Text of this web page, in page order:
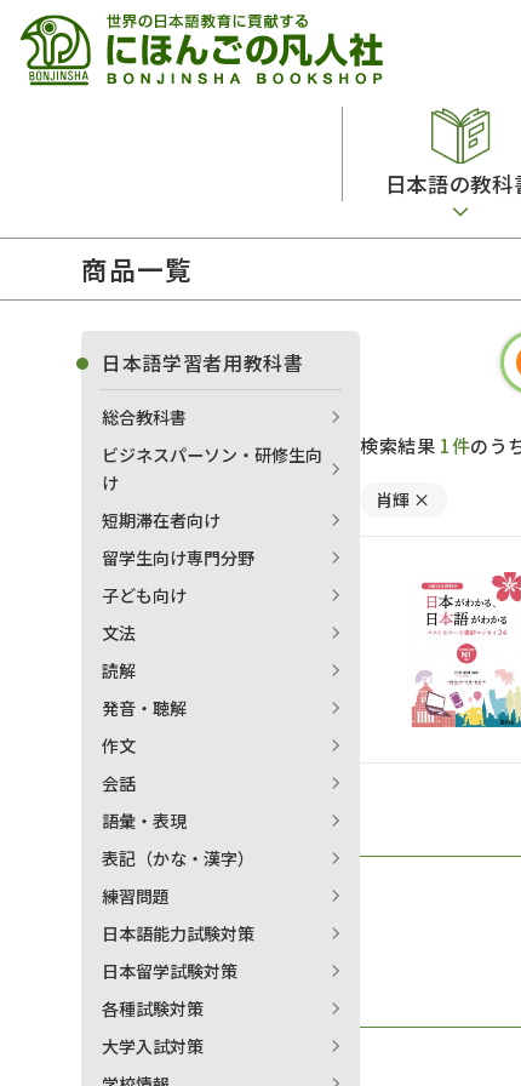
日本語の教科
留学生向け専門分野
読解
練習問題
各種試験対策
日本語学習関連副読本
カード・ゲーム・絵教材
韓国語辞典
ドイツ語辞典
各国語辞典
語学・文法辞典
音声・音韻
文法
試験対策
多言語社会・言語政策
定期刊行物
商品一覧
検索結果 1件のう
肖輝 ×
日本語学習者用教科書
総合教科書
ビジネスパーソン・研修生向
け
短期滞在者向け
留学生向け専門分野
子ども向け
文法
読解
発音・聴解
作文
会話
語彙・表現
表記（かな・漢字）
練習問題
日本語能力試験対策
日本留学試験対策
各種試験対策
大学入試対策